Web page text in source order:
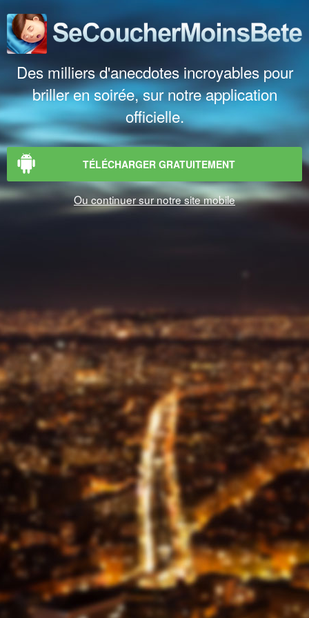
Des milliers d'anecdotes incroyables pour
briller en soirée, sur notre application
officielle.
TÉLÉCHARGER GRATUITEMENT
Ou continuer sur notre site mobile